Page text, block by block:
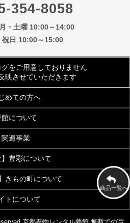
商品一覧へ
354-8058
・土曜 10:00～14:00
祝日 10:00～15:00
をご用意しておりません
映させていただきます
めての方へ
館について
関連事業
京都観光着物レンタル
京都烏丸五条観光案内所
】豊彩について
きものクリニック
きもの町について
[七五三特集]
トについて